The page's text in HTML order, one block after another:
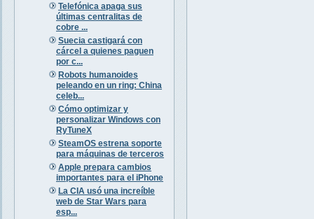
Telefónica apaga sus
últimas centralitas de
cobre ...
Suecia castigará con
cárcel a quienes paguen
por c...
Robots humanoides
peleando en un ring: China
celeb...
Cómo optimizar y
personalizar Windows con
RyTuneX
SteamOS estrena soporte
para máquinas de terceros
Apple prepara cambios
importantes para el iPhone
La CIA usó una increíble
web de Star Wars para
esp...